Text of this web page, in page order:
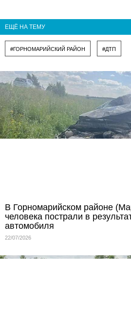
ЕЩЁ НА ТЕМУ
#ГОРНОМАРИЙСКИЙ РАЙОН #ДТП
В Горномарийском районе
человека пострали в
автомобиля
22/07/2026